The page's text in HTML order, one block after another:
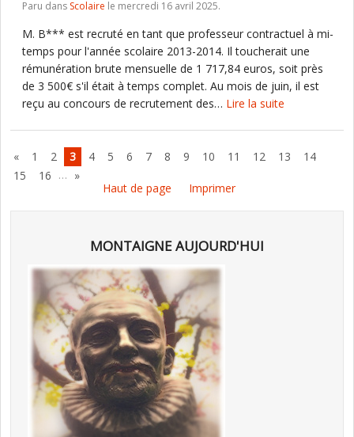
Paru dans Scolaire le mercredi 16 avril 2025.
M. B*** est recruté en tant que professeur contractuel à mi-
temps pour l'année scolaire 2013-2014. Il toucherait une
rémunération brute mensuelle de 1 717,84 euros, soit près
de 3 500€ s'il était à temps complet. Au mois de juin, il est
reçu au concours de recrutement des… Lire la suite
« 1 2 3 4 5 6 7 8 9 10 11 12 13
14
15
16 … »
Haut de page
Imprimer
MONTAIGNE AUJOURD'HUI